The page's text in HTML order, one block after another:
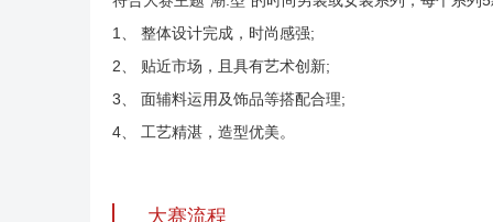
1、 整体设计完成，时尚感强;
2、 贴近市场，且具有艺术创新;
3、 面辅料运用及饰品等搭配合理;
4、 工艺精湛，造型优美。
大赛流程